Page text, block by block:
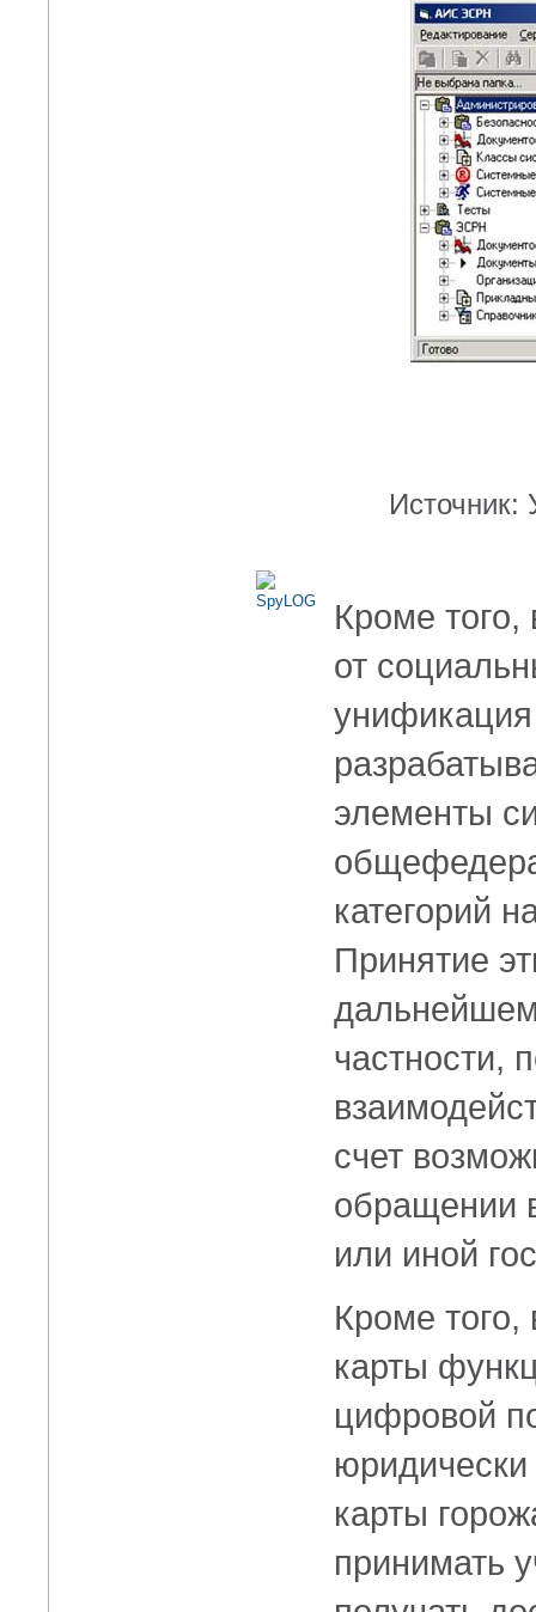
Источник:
Кроме
от
унификация
элементы
категорий
Принятие
частности,
счет
обращении
или иной
Кроме того,
карты
цифровой
карты
принимать